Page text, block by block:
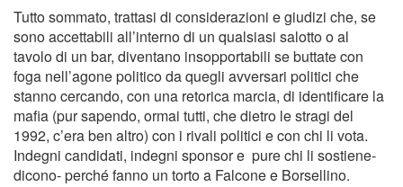
Tutto sommato, trattasi di considerazioni e giudizi che, se
sono accettabili all’interno di un qualsiasi salotto o al
tavolo di un bar, diventano insopportabili se buttate con
foga nell’agone politico da quegli avversari politici che
stanno cercando, con una retorica marcia, di identificare la
mafia (pur sapendo, ormai tutti, che dietro le stragi del
1992, c’era ben altro) con i rivali politici e con chi li vota.
Indegni candidati, indegni sponsor e pure chi li sostiene-
dicono- perché fanno un torto a Falcone e Borsellino.